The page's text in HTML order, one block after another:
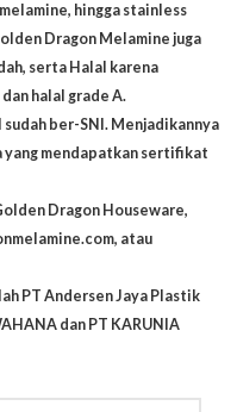
hingga stainless
Dragon Melamine juga
serta Halal karena
halal grade A.
ber-SNI. Menjadikannya
yang mendapatkan sertifikat
Dragon Houseware,
, atau
PT Andersen Jaya Plastik
dan PT KARUNIA